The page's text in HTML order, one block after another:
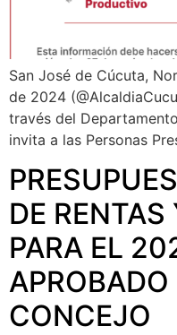
San José de Cúcuta,
de 2024
través del
invita a las Personas
DE
PARA EL
APROBADO
CONCEJO